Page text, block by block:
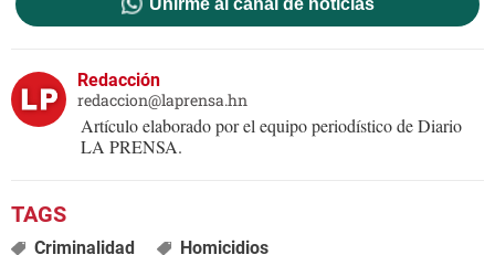
Redacción
redaccion@laprensa.hn
Artículo elaborado por el equipo periodístico de Diario
LA PRENSA.
Criminalidad Homicidios